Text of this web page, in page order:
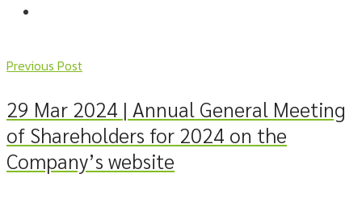
Previous Post
29 Mar 2024 | Annual General Meeting
of Shareholders for 2024 on the
Company’s website